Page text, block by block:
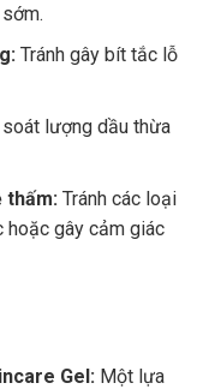
Tránh gây bít tắc lỗ
soát lượng dầu thừa
thấm: Tránh các loại
hoặc gây cảm giác
Gel: Một lựa